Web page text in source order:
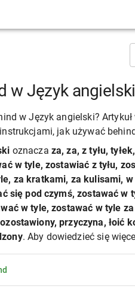
w Język
w Język angielski?
jak używać
oznacza za, za, z tyłu,
w tyle, zostawiać z tyłu,
za kratkami, za kulisami,
się pod czymś, zostawać w
w tyle, zostawać w tyle
przyczyna, łoić
. Aby dowiedzieć się